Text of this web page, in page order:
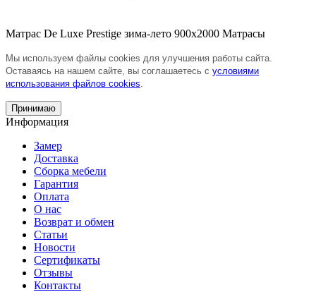
Матрас De Luxe Prestige зима-лето 900х2000 Матрасы
Мы используем файлы cookies для улучшения работы сайта.
Оставаясь на нашем сайте, вы соглашаетесь с условиями
использования файлов cookies.
Принимаю
Информация
Замер
Доставка
Сборка мебели
Гарантия
Оплата
О нас
Возврат и обмен
Статьи
Новости
Сертификаты
Отзывы
Контакты